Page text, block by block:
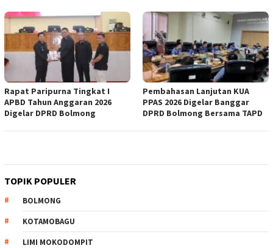
Rapat Paripurna Tingkat I
APBD Tahun Anggaran 2026
Digelar DPRD Bolmong
Pembahasan Lanjutan KUA
PPAS 2026 Digelar Banggar
DPRD Bolmong Bersama TAPD
TOPIK POPULER
BOLMONG
KOTAMOBAGU
LIMI MOKODOMPIT